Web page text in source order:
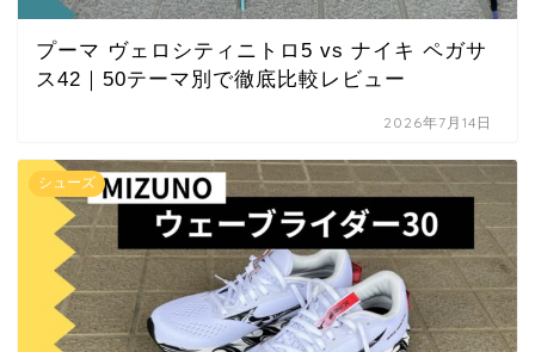
プーマ ヴェロシティニトロ5 vs ナイキ ペガサ
ス42｜50テーマ別で徹底比較レビュー
2026年7月14日
シューズ